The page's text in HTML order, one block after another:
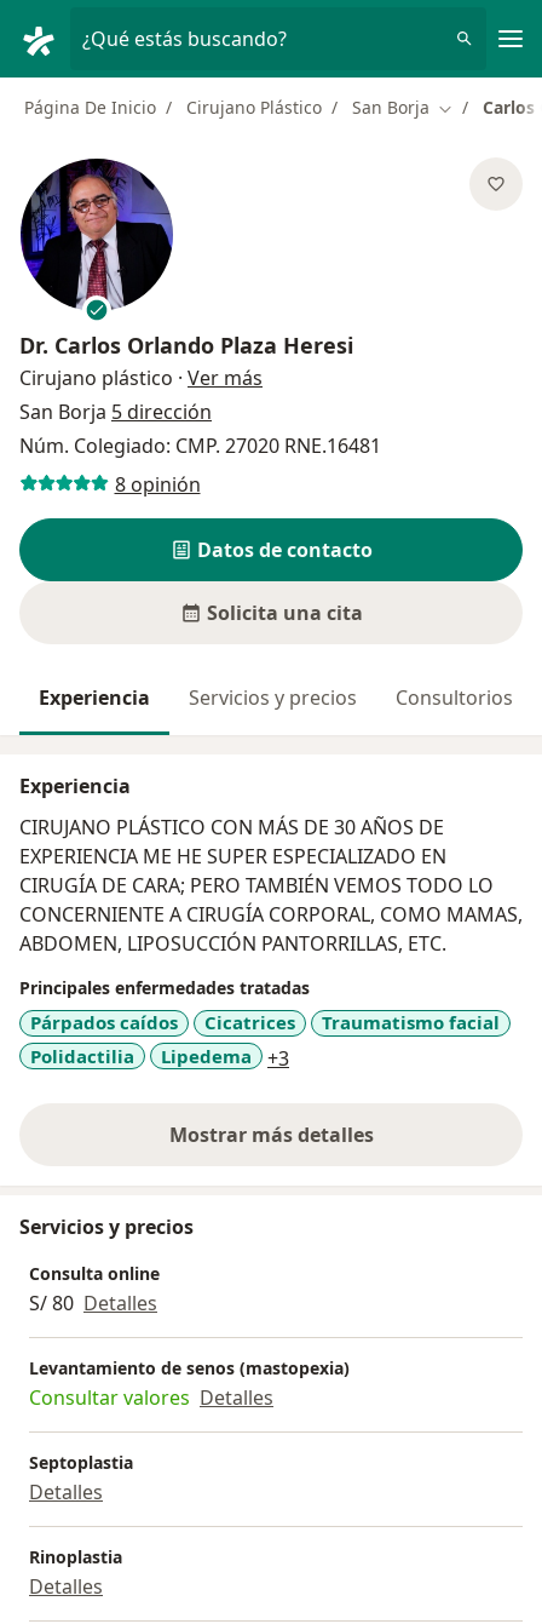
¿Qué estás buscando?
Página De Inicio Cirujano Plástico San Borja Cambiar de
Carlos
Dr. Carlos Orlando Plaza Heresi
Cirujano plástico · Ver más
San Borja 5 dirección
Núm. Colegiado: CMP. 27020 RNE.16481
8 opinión
Datos de contacto
Solicita una cita
Experiencia Servicios y precios Consultorios
Experiencia
CIRUJANO PLÁSTICO CON MÁS DE 30 AÑOS DE
EXPERIENCIA ME HE SUPER ESPECIALIZADO EN
CIRUGÍA DE CARA; PERO TAMBIÉN VEMOS TODO LO
CONCERNIENTE A CIRUGÍA CORPORAL, COMO MAMAS,
ABDOMEN, LIPOSUCCIÓN PANTORRILLAS, ETC.
Principales enfermedades tratadas
Párpados caídos Cicatrices
Traumatismo facial
Polidactilia
Lipedema +3a11y_sr_more_diseases
Mostrar más detalles
sobre la experiencia
Servicios y precios
Consulta online
S/ 80 Detalles
Levantamiento de senos (mastopexia)
Consultar valores Detalles
Septoplastia
Detalles
Rinoplastia
Detalles